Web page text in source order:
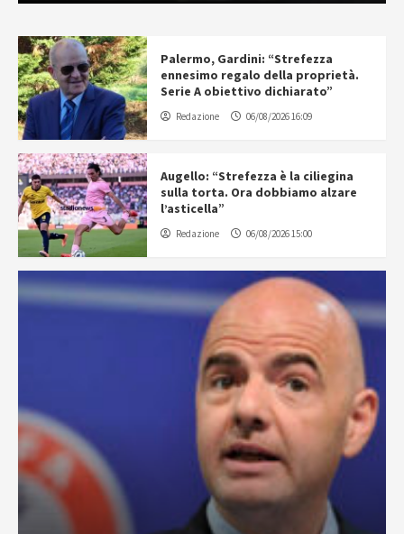
Palermo, Gardini: “Strefezza
ennesimo regalo della proprietà.
Serie A obiettivo dichiarato”
Redazione 06/08/2026 16:09
Augello: “Strefezza è la ciliegina
sulla torta. Ora dobbiamo alzare
l’asticella”
Redazione 06/08/2026 15:00